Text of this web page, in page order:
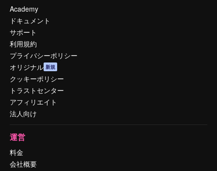
Academy
ドキュメント
サポート
利用規約
プライバシーポリシー
オリジナル 新規
クッキーポリシー
トラストセンター
アフィリエイト
法人向け
運営
料金
会社概要